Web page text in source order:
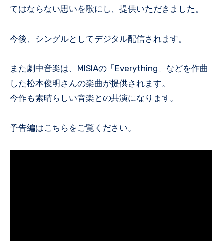
てはならない思いを歌にし、提供いただきました。
今後、シングルとしてデジタル配信されます。
また劇中音楽は、MISIAの「Everything」などを作曲
した松本俊明さんの楽曲が提供されます。
今作も素晴らしい音楽との共演になります。
予告編はこちらをご覧ください。